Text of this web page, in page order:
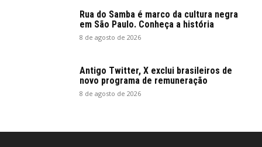
Rua do Samba é marco da cultura negra
em São Paulo. Conheça a história
8 de agosto de 2026
Antigo Twitter, X exclui brasileiros de
novo programa de remuneração
8 de agosto de 2026